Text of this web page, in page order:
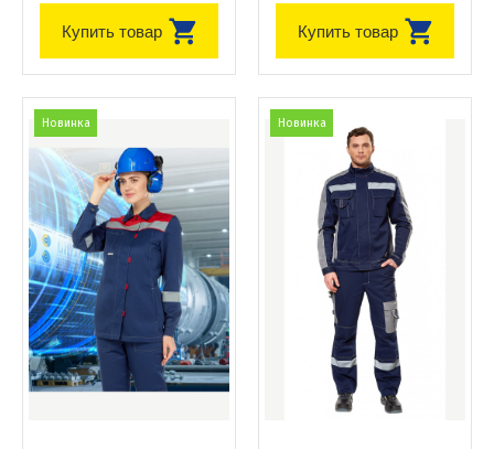
Купить товар Купить товар
Новинка Новинка